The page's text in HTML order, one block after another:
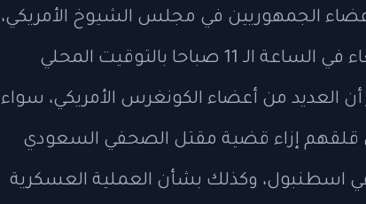
الجمهوريين في مجلس الشيوخ الأمريكي،
أن جلسة بهذا الخصوص ستعقد يوم الأربعاء في الساعة الـ 11 صباحا بالتوقيت المحلي
بالذكر أن العديد من أعضاء الكونغرس الأمريكي، سواء
قلقهم إزاء قضية مقتل الصحفي السعودي
اسطنبول، وكذلك بشأن العملية العسكرية